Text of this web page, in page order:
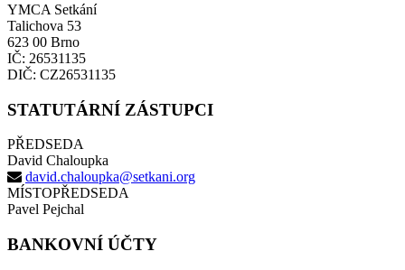
YMCA Setkání
Talichova 53
623 00 Brno
IČ: 26531135
DIČ: CZ26531135
STATUTÁRNÍ ZÁSTUPCI
PŘEDSEDA
David Chaloupka
david.chaloupka@setkani.org
MÍSTOPŘEDSEDA
Pavel Pejchal
BANKOVNÍ ÚČTY